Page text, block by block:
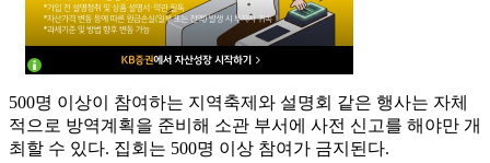
500명 이상이 참여하는 지역축제와 설명회 같은 행사는 자체
적으로 방역계획을 준비해 소관 부서에 사전 신고를 해야만 개
최할 수 있다. 집회는 500명 이상 참여가 금지된다.